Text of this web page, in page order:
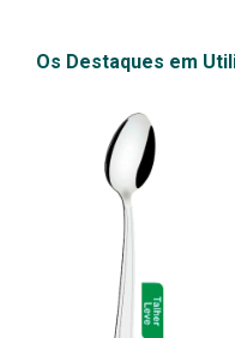
Os Destaques em